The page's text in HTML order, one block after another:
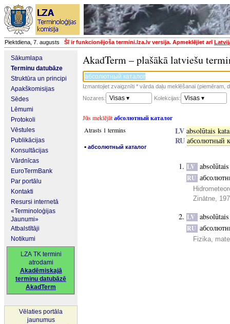
Piektdiena, 7. augusts Šī ir funkcionējoša termini.lza.lv versija. Apmeklējiet arī
Sākumlapa
Terminu datubāze
Struktūra un principi
Apakškomisijas
Sēdes
Lēmumi
Protokoli
Vēstules
Publikācijas
Konsultācijas
Vārdnīcas
EuroTermBank
Par portālu
Kontakti
Resursi internetā
«Terminoloģijas
Jaunumi»
Atbalstītāji
Notikumi
LZA TK termini
atrodami
Akadēmiskajā
terminu datubāzē
AkadTerm
Vēlaties portāla
jaunumus
AkadTerm – plašākā latviešu
Izmantojiet zvaigznīti * vārda daļu meklēšanai (piemēram,
Nozares:
Visas ▾ Kolekcijas: Visas ▾
Jūs meklējātабсолютный каталог
Atrasts 1 termins
▪ абсолютный каталог
LV absolūtais
RU абсолютный
LV
RU
Zinātne,
LV
RU
Fizika,